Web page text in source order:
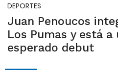
DEPORTES
Juan Penoucos
Los Pumas y está a
esperado debut